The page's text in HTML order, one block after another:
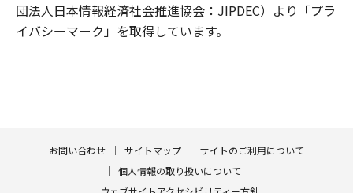
団法人日本情報経済社会推進協会：JIPDEC）より「プラ
イバシーマーク」を取得しています。
お問い合わせ サイトマップ
サイトのご利用について
個人情報の取り扱いについて